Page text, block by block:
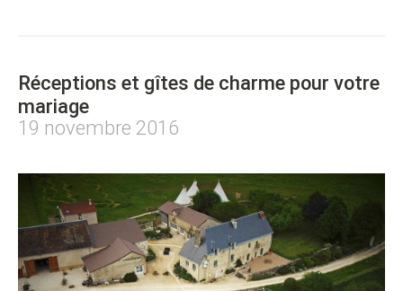
Réceptions et gîtes de charme pour votre
mariage
19 novembre 2016